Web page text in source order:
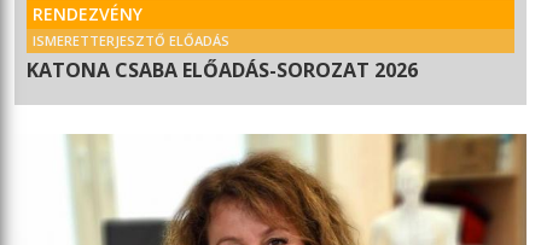
RENDEZVÉNY
ISMERETTERJESZTŐ ELŐADÁS
KATONA CSABA ELŐADÁS-SOROZAT 2026